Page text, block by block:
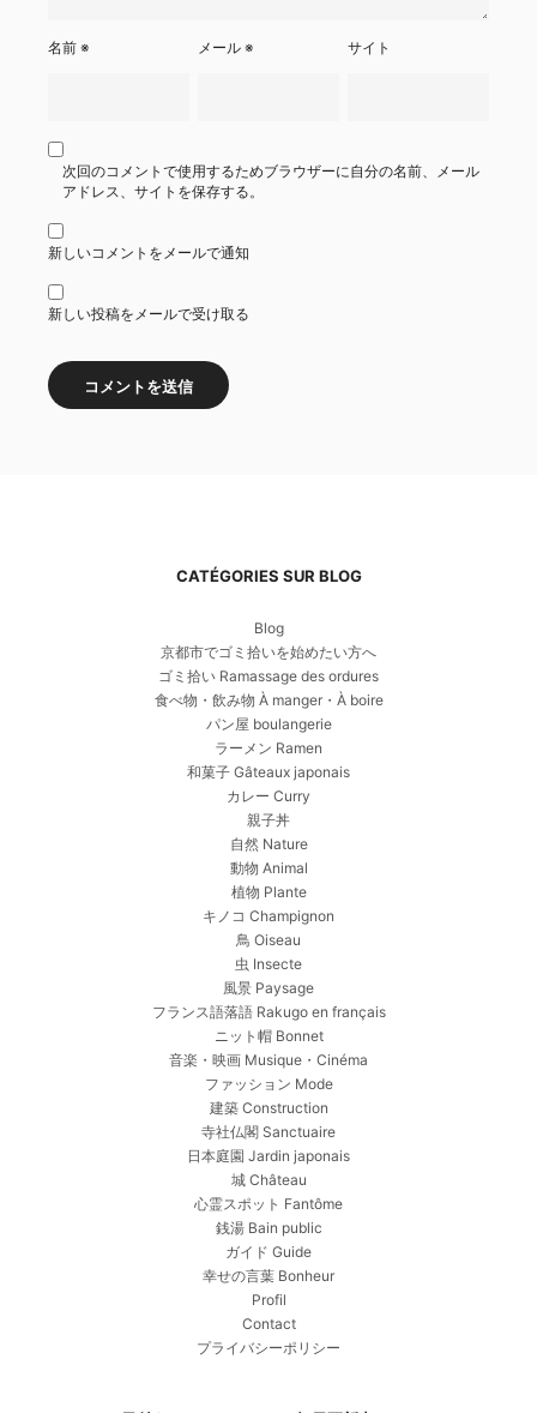
名前 ※ メール※ サイト
次回のコメントで使用するためブラウザーに自分の名前、メール
アドレス、サイトを保存する。
新しいコメントをメールで通知
新しい投稿をメールで受け取る
CATÉGORIES SUR BLOG
Blog
京都市でゴミ拾いを始めたい方へ
ゴミ拾い Ramassage des ordures
食べ物・飲み物 À manger・À boire
パン屋 boulangerie
ラーメン Ramen
和菓子 Gâteaux japonais
カレー Curry
親子丼
自然 Nature
動物 Animal
植物 Plante
キノコ Champignon
鳥 Oiseau
虫 Insecte
風景 Paysage
フランス語落語 Rakugo en français
ニット帽 Bonnet
音楽・映画 Musique・Cinéma
ファッション Mode
建築 Construction
寺社仏閣 Sanctuaire
日本庭園 Jardin japonais
城 Château
心霊スポット Fantôme
銭湯 Bain public
ガイド Guide
幸せの言葉 Bonheur
Profil
Contact
プライバシーポリシー